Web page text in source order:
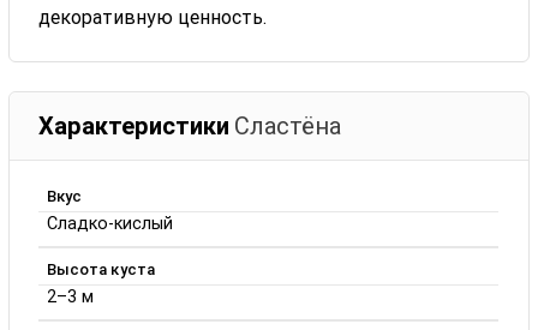
декоративную ценность.
Характеристики Сластёна
Вкус
Сладко-кислый
Высота куста
2–3 м